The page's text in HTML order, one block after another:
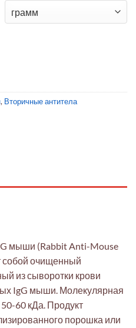
, Вторичные антитела
мыши (Rabbit Anti-Mouse
собой очищенный
из сыворотки крови
IgG мыши. Молекулярная
60 кДа. Продукт
порошка или